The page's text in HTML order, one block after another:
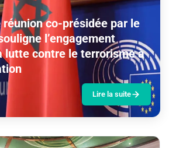
réunion co-présidée par le
l’engagement
lutte contre le terrorisme à
Lire la suite